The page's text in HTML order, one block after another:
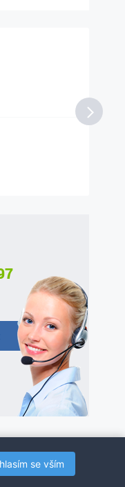
se vším